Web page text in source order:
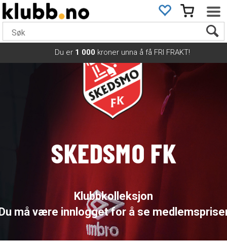
Du er 1 000 kroner unna å få FRI FRAKT!
SKEDSMO FK
Klubbkolleksjon
må være innlogget for å se